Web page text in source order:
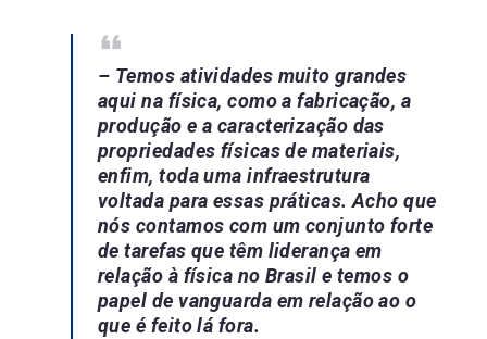
– Temos atividades muito grandes
aqui na física, como a fabricação, a
produção e a caracterização das
propriedades físicas de materiais,
enfim, toda uma infraestrutura
voltada para essas práticas. Acho que
nós contamos com um conjunto forte
de tarefas que têm liderança em
relação à física no Brasil e temos o
papel de vanguarda em relação ao o
que é feito lá fora.